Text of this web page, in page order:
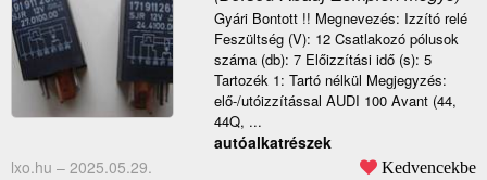
Gyári Bontott !! Megnevezés: Izzító relé
Feszültség (V): 12 Csatlakozó pólusok
száma (db): 7 Előizzítási idő (s): 5
Tartozék 1: Tartó nélkül Megjegyzés:
elő-/utóizzítással AUDI 100 Avant (44,
44Q, ...
autóalkatrészek
lxo.hu – 2025.05.29. Kedvencekbe